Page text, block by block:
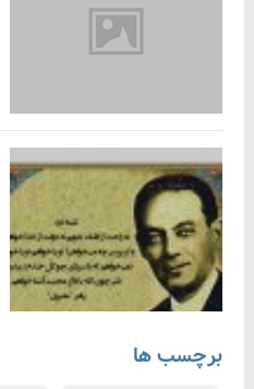
برچسب ها